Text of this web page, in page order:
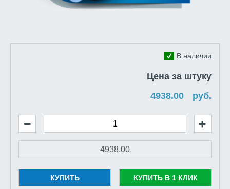
В наличии
Цена за штуку
руб.
КУПИТЬ КУПИТЬ В 1 КЛИК